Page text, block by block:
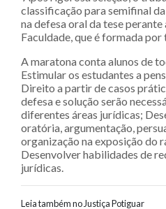
classificação para semifinal
na defesa oral da tese
Faculdade, que é formada
A maratona conta alunos de
Estimular os estudantes a
Direito a partir de casos
defesa e solução serão
diferentes áreas jurídicas;
oratória, argumentação,
organização na exposição do
Desenvolver habilidades de
jurídicas.
Leia também no Justiça Potiguar